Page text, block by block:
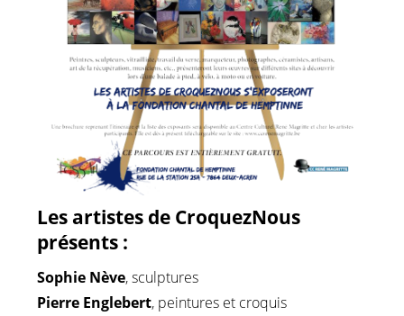
Les artistes de CroquezNous
présents :
Sophie Nève, sculptures
Pierre Englebert, peintures et croquis